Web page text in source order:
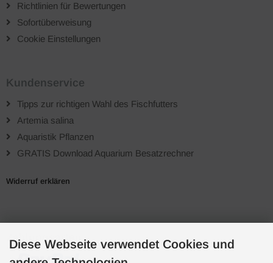
Richtlinien für Bewertungen
Sofortüberweisung
Cookie Einstellungen
Kundenservice
Tipps zur richtigen Wahl des Fischfutters
Artemia salina
Aquaristik Pflanzen
GRATIS Download Aquarium Besatzrechner
Widerruf erklären
Zahlungsarten
Diese Webseite verwendet Cookies und